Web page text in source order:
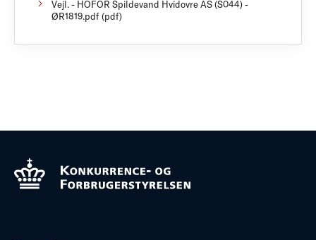
Vejl. - HOFOR Spildevand Hvidovre AS (S044) -
ØR1819.pdf (pdf)